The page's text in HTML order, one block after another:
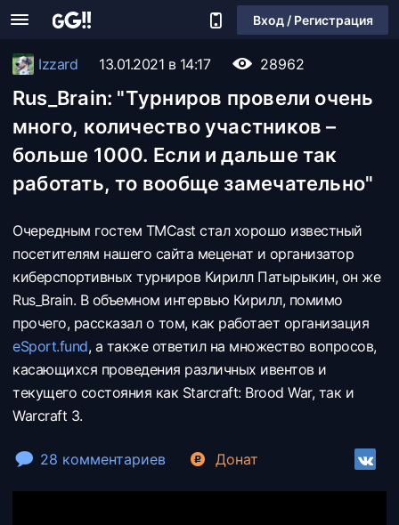
Вход / Регистрация
Izzard 13.01.2021 в 14:17 28962
Rus_Brain: "Турниров провели очень
много, количество участников –
больше 1000. Если и дальше так
работать, то вообще замечательно"
Очередным гостем TMCast стал хорошо известный
посетителям нашего сайта меценат и организатор
киберспортивных турниров Кирилл Патырыкин, он же
Rus_Brain. В объемном интервью Кирилл, помимо
прочего, рассказал о том, как работает организация
eSport.fund, а также ответил на множество вопросов,
касающихся проведения различных ивентов и
текущего состояния как Starcraft: Brood War, так и
Warcraft 3.
28 комментариев Донат